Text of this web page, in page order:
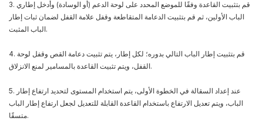
3. قم بتثبيت القاعدة وفقًا للموضع المحدد على لوحة الدعم (أو الوسادة) وأدخل إطاري
الباب الأولين، ثم قم بتثبيت الدعامة المتقاطعة وقفل علامة القفل لضمان ثبات إطار
الباب المثبت.
4. قم بتثبيت إطار الباب التالي بدوره؛ لكل إطار، يتم تثبيت دعامة القص وقفل لوحة
القفل، ويتم تثبيت القاعدة بالمسامير لمنع الانزلاق.
5. عند إعداد السقالة في الخطوة الأولى، يتم استخدام المستوى لتحديد ارتفاع إطار
الباب، ويتم تعديل الارتفاع باستخدام القاعدة القابلة للتعديل لجعل ارتفاع إطار الباب
متسقًا.